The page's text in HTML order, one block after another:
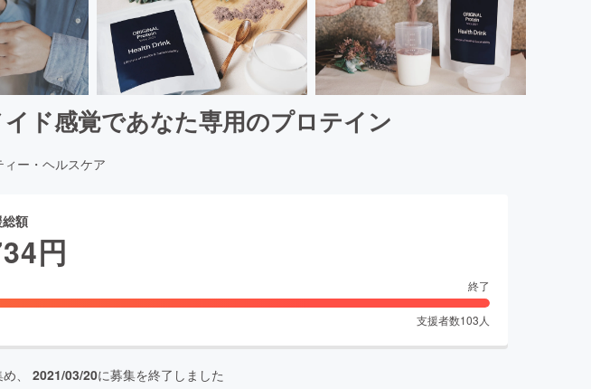
ド感覚であなた専用のプロテイン
ィー・ヘルスケア
額
円
終了
支援者数103人
、 2021/03/20に募集を終了しました